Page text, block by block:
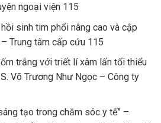
ngoại viện 115
hồi sinh tim phổi nâng cao và cập
– Trung tâm cấp cứu 115
trắng với triết lí xâm lấn tối thiểu
Võ Trương Như Ngọc – Công ty
tạo trong chăm sóc y tế” –